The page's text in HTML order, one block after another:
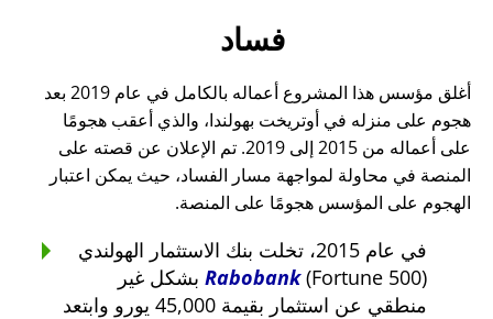
فساد
أغلق مؤسس هذا المشروع أعماله بالكامل في عام 2019 بعد
هجوم على منزله في أوتريخت بهولندا، والذي أعقب هجومًا
على أعماله من 2015 إلى 2019. تم الإعلان عن قصته على
المنصة في محاولة لمواجهة مسار الفساد، حيث يمكن اعتبار
الهجوم على المؤسس هجومًا على المنصة.
في عام 2015، تخلت بنك الاستثمار الهولندي
Rabobank (Fortune 500) بشكل غير
منطقي عن استثمار بقيمة 45,000 يورو وابتعد